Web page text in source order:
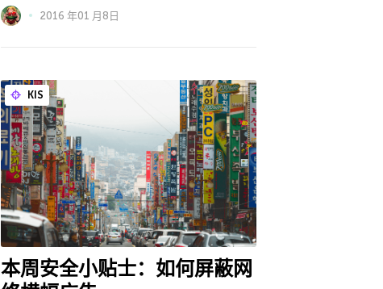
2016 年01 月8日
KIS
本周安全小贴士：如何屏蔽网